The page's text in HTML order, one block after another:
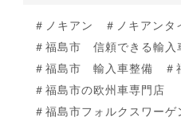
＃ノキアン
＃ノキアン
＃福島市 信頼できる輸入
＃福島市 輸入車整備
＃
＃福島市の欧州車専門店
＃福島市フォルクスワーゲ